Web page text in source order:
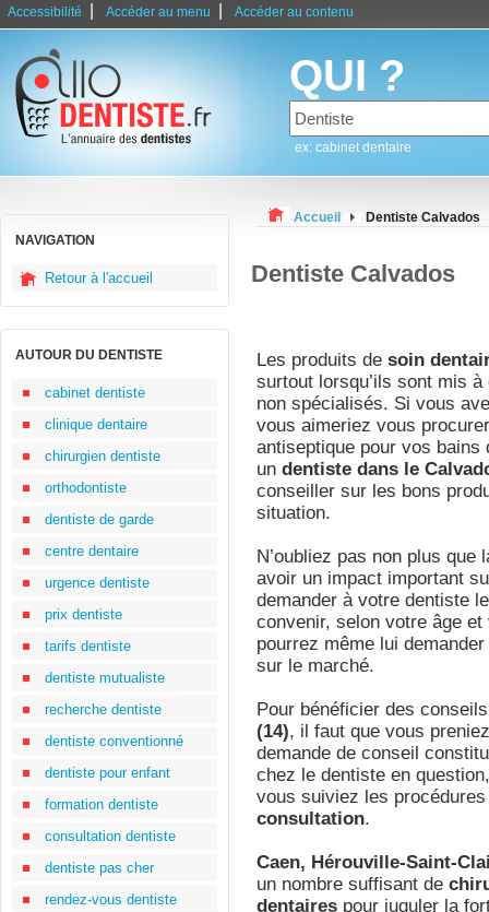
Accessibilité Accéder au menu Accéder au contenu
QUI ?
ex: cabinet dentaire
NAVIGATION
Retour à l'accueil
AUTOUR DU DENTISTE
cabinet dentiste
clinique dentaire
chirurgien dentiste
orthodontiste
dentiste de garde
centre dentaire
urgence dentiste
prix dentiste
tarifs dentiste
dentiste mutualiste
recherche dentiste
dentiste conventionné
dentiste pour enfant
formation dentiste
consultation dentiste
dentiste pas cher
rendez-vous dentiste
Accueil Dentiste Calvados
Dentiste Calvados
Les produits de soin
surtout lorsqu’ils sont mis
non spécialisés. Si vous
vous aimeriez vous
antiseptique pour vos bains
un dentiste dans le
conseiller sur les bons
situation.
N’oubliez pas non plus que
avoir un impact important
demander à votre dentiste
convenir, selon votre âge
pourrez même lui
sur le marché.
Pour bénéficier des
(14), il faut que vous
demande de conseil
chez le dentiste en
vous suiviez les
consultation.
Caen, Hérouville-Saint-
un nombre suffisant de
dentaires pour juguler la